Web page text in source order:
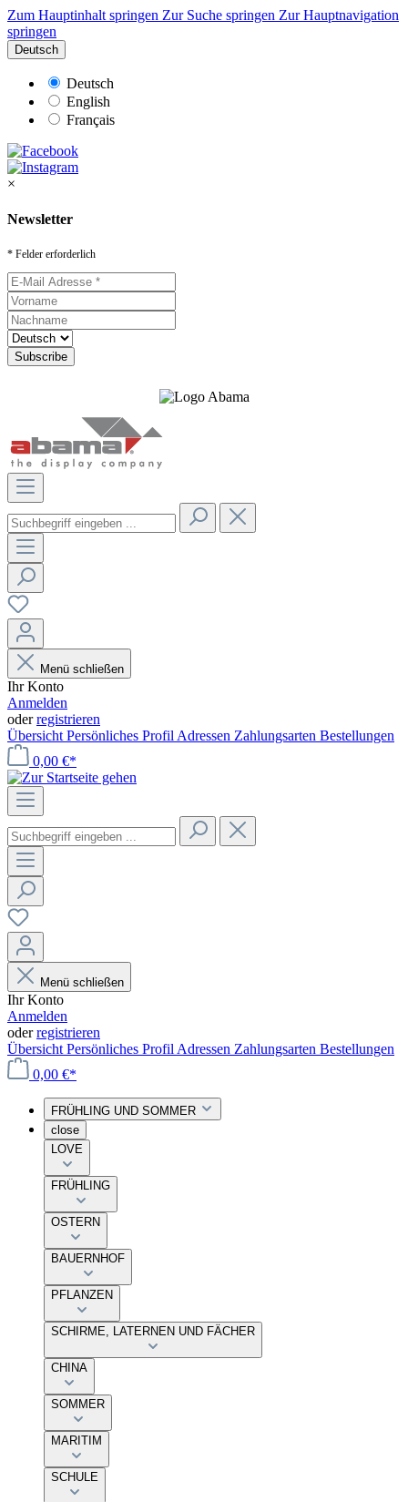
Zum Hauptinhalt springen Zur Suche springen Zur Hauptnavigation
springen
Deutsch
Deutsch
English
Français
×
Newsletter
* Felder erforderlich
Menü schließen
Ihr Konto
Anmelden
oderregistrieren
Übersicht Persönliches Profil Adressen Zahlungsarten Bestellungen
0,00 €*
Menü schließen
Ihr Konto
Anmelden
oderregistrieren
Übersicht Persönliches Profil Adressen Zahlungsarten Bestellungen
0,00 €*
FRÜHLING UND SOMMER
close
LOVE
FRÜHLING
OSTERN
BAUERNHOF
PFLANZEN
SCHIRME, LATERNEN UND FÄCHER
CHINA
SOMMER
MARITIM
SCHULE